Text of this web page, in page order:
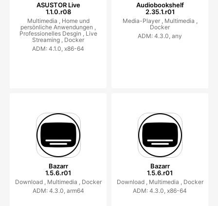
ASUSTOR Live
1.1.0.r08
Multimedia , Home und
persönliche Anwendungen ,
Professionelles Desgin ,Live
Streaming , Docker
ADM: 4.1.0, x86-64
Audiobookshelf
2.35.1.r01
Media-Player , Multimedia ,
Docker
ADM: 4.3.0, any
Bazarr
1.5.6.r01
Download , Multimedia , Docker
ADM: 4.3.0, arm64
Bazarr
1.5.6.r01
Download , Multimedia , Docker
ADM: 4.3.0, x86-64